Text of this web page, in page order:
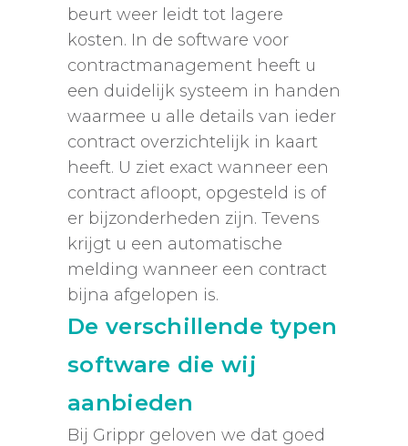
beurt weer leidt tot lagere
kosten. In de software voor
contractmanagement heeft u
een duidelijk systeem in handen
waarmee u alle details van ieder
contract overzichtelijk in kaart
heeft. U ziet exact wanneer een
contract afloopt, opgesteld is of
er bijzonderheden zijn. Tevens
krijgt u een automatische
melding wanneer een contract
bijna afgelopen is.
De verschillende typen
software die wij
aanbieden
Bij Grippr geloven we dat goed